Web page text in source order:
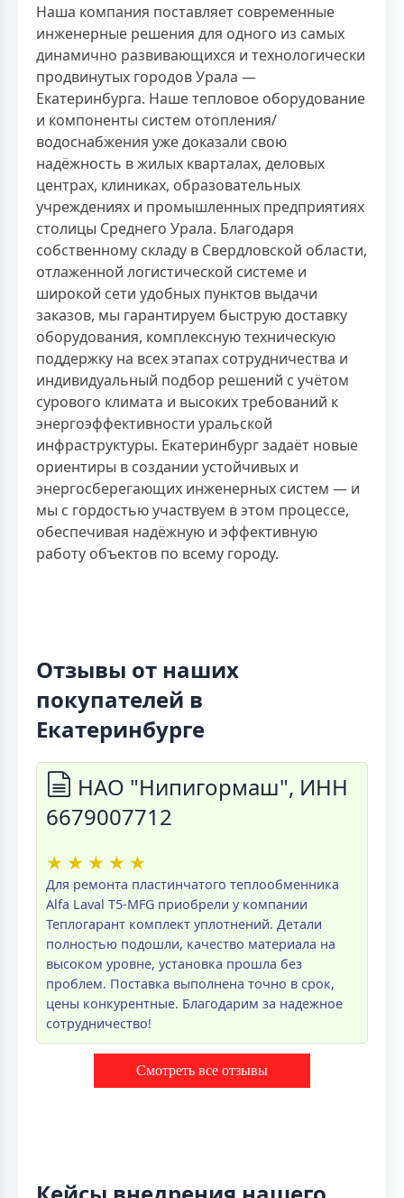
Наша компания поставляет современные
инженерные решения для одного из самых
динамично развивающихся и технологически
продвинутых городов Урала —
Екатеринбурга. Наше тепловое оборудование
и компоненты систем отопления/
водоснабжения уже доказали свою
надёжность в жилых кварталах, деловых
центрах, клиниках, образовательных
учреждениях и промышленных предприятиях
столицы Среднего Урала. Благодаря
собственному складу в Свердловской области,
отлаженной логистической системе и
широкой сети удобных пунктов выдачи
заказов, мы гарантируем быструю доставку
оборудования, комплексную техническую
поддержку на всех этапах сотрудничества и
индивидуальный подбор решений с учётом
сурового климата и высоких требований к
энергоэффективности уральской
инфраструктуры. Екатеринбург задаёт новые
ориентиры в создании устойчивых и
энергосберегающих инженерных систем — и
мы с гордостью участвуем в этом процессе,
обеспечивая надёжную и эффективную
работу объектов по всему городу.
Отзывы от наших
покупателей в
Екатеринбурге
НАО "Нипигормаш", ИНН
6679007712
★ ★ ★ ★ ★
Для ремонта пластинчатого теплообменника
Alfa Laval T5-MFG приобрели у компании
Теплогарант комплект уплотнений. Детали
полностью подошли, качество материала на
высоком уровне, установка прошла без
проблем. Поставка выполнена точно в срок,
цены конкурентные. Благодарим за надежное
сотрудничество!
Смотреть все отзывы